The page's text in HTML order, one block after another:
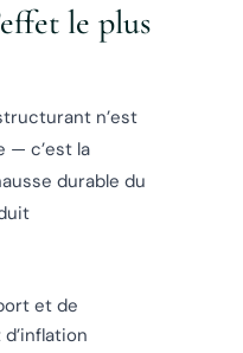
le plus
n’est
— c’est la
durable du
et de